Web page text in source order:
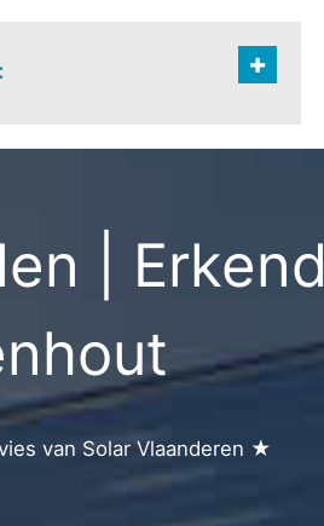
Oude briel
Stenenstraat| Erkend
van Solar Vlaanderen ★